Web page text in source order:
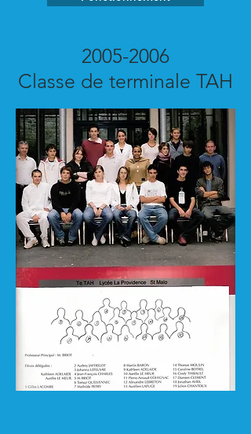
2005-2006
Classe de terminale TAH